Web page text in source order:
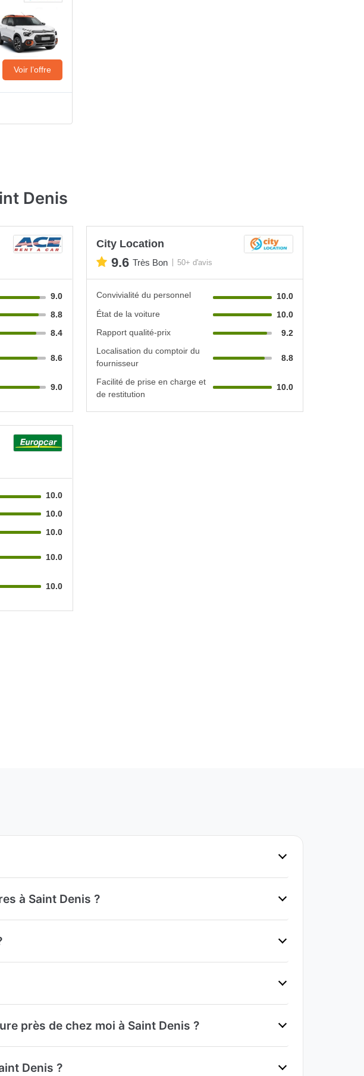
Voir l’offre
Denis
9.0
8.8
8.4
8.6
9.0
City Location
9.6 Très Bon 50+ d'avis
Convivialité du personnel
10.0
État de la voiture
10.0
Rapport qualité-prix
9.2
Localisation du comptoir du
fournisseur
8.8
Facilité de prise en charge et
de restitution
10.0
10.0
10.0
10.0
10.0
10.0
à Saint Denis ?
près de chez moi à Saint Denis ?
Denis ?